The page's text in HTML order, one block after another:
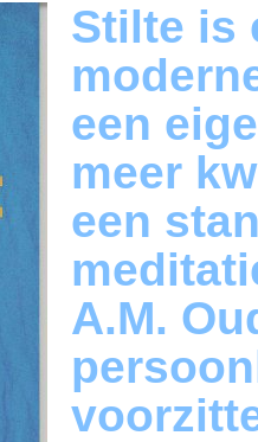
Stilte is
een
meer
een
A.M.